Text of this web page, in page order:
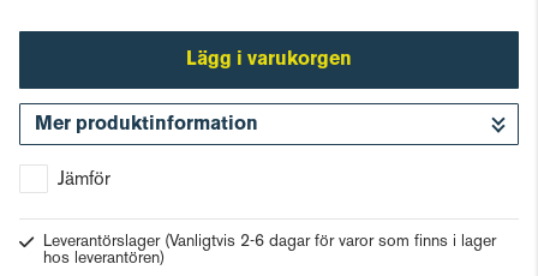
Lägg i varukorgen
Mer produktinformation
Jämför
Leverantörslager (Vanligtvis 2-6 dagar för varor som finns i lager
hos leverantören)